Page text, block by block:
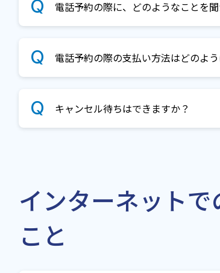
電話予約の際に、どのようなことを
電話予約の際の支払い方法はどのよ
キャンセル待ちはできますか？
インターネット
こと